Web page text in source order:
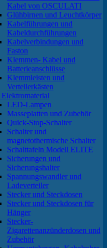
Kabel von OSCULATI
Glühbirnen und Leuchtkörper
Kabelführungen und
Kabeldurchführungen
Kabelverbindungen und
Faston
Klemmen- Kabel und
Batterieanschlüsse
Klemmleisten und
Verteilerkästen
Elektromaterial
LED-Lampen
Masseplatten und Zubehör
Quick-Stop-Schalter
Schalter und
magnetothermische Schalter
Schalttafeln Modell ELITE
Sicherungen und
Sicherungshalter
Spannungswandler und
Ladeverteiler
Stecker und Steckdosen
Stecker und Steckdosen für
Hänger
Stecker-
Zigarettenanzünderdosen und
Zubehör